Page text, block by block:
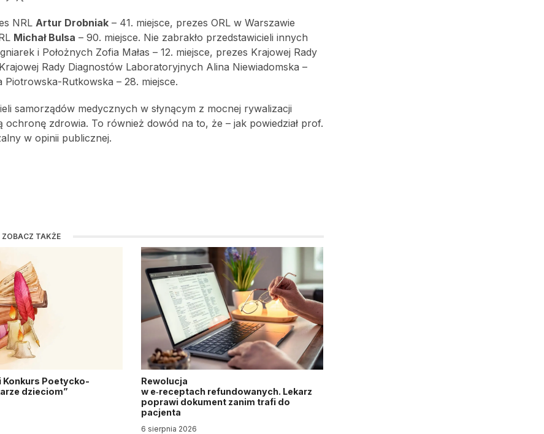
NRL Artur Drobniak – 41. miejsce, prezes ORL w Warszawie
Michał Bulsa – 90. miejsce. Nie zabrakło przedstawicieli innych
i Położnych Zofia Małas – 12. miejsce, prezes Krajowej Rady
Rady Diagnostów Laboratoryjnych Alina Niewiadomska –
Rutkowska – 28. miejsce.
samorządów medycznych w słynącym z mocnej rywalizacji
zdrowia. To również dowód na to, że – jak powiedział prof.
w opinii publicznej.
ZOBACZ TAKŻE
Poetycko-
dzieciom”
Rewolucja
w e‑receptach refundowanych. Lekarz
poprawi dokument zanim trafi do
pacjenta
6 sierpnia 2026